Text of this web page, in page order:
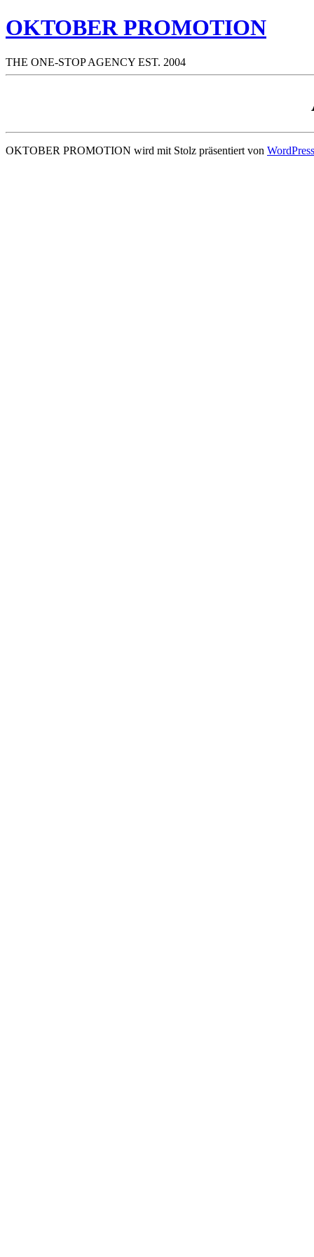
OKTOBER PROMOTION
THE ONE-STOP AGENCY EST. 2004
OKTOBER PROMOTION wird mit Stolz präsentiert von WordPress